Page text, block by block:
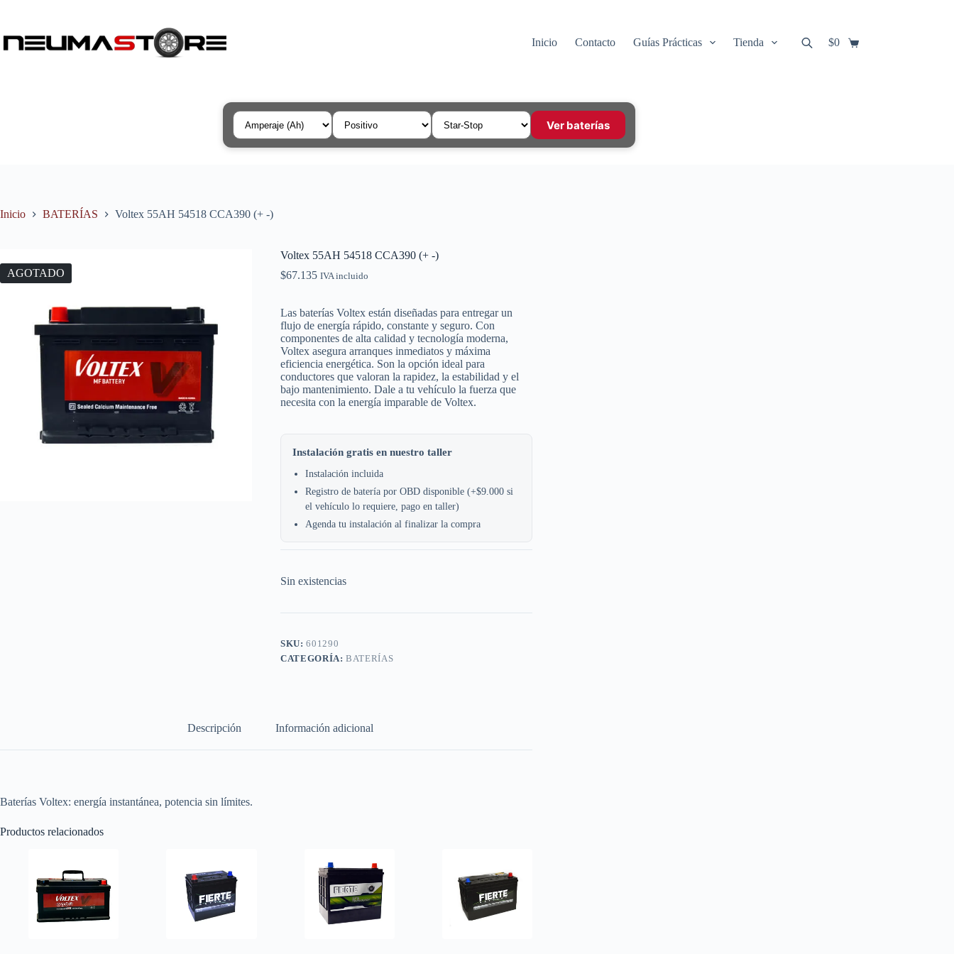
Búsqueda
de
Inicio Contacto Guías Prácticas Tienda
Carro
$0
Ver baterías
Inicio BATERÍAS Voltex 55AH 54518 CCA390 (+ -)
AGOTADO
Voltex 55AH 54518 CCA390 (+ -)
$67.135 IVA incluido
Las baterías Voltex están diseñadas para entregar un
flujo de energía rápido, constante y seguro. Con
componentes de alta calidad y tecnología moderna,
Voltex asegura arranques inmediatos y máxima
eficiencia energética. Son la opción ideal para
conductores que valoran la rapidez, la estabilidad y el
bajo mantenimiento. Dale a tu vehículo la fuerza que
necesita con la energía imparable de Voltex.
Instalación gratis en nuestro taller
Instalación incluida
Registro de batería por OBD disponible (+$9.000 si
el vehículo lo requiere, pago en taller)
Agenda tu instalación al finalizar la compra
Sin existencias
SKU:601290
CATEGORÍA:BATERÍAS
Descripción Información adicional
Baterías Voltex: energía instantánea, potencia sin límites.
Productos relacionados